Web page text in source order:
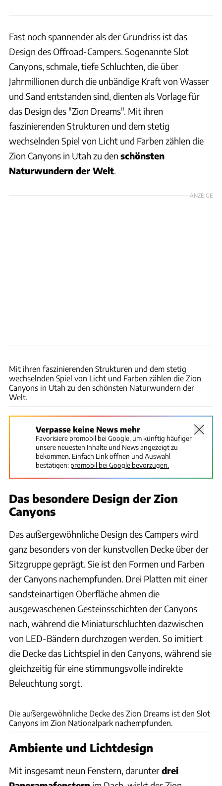
Fast noch spannender als der Grundriss ist das
Design des Offroad-Campers. Sogenannte Slot
Canyons, schmale, tiefe Schluchten, die über
Jahrmillionen durch die unbändige Kraft von Wasser
und Sand entstanden sind, dienten als Vorlage für
das Design des "Zion Dreams". Mit ihren
faszinierenden Strukturen und dem stetig
wechselnden Spiel von Licht und Farben zählen die
Zion Canyons in Utah zu den schönsten
Naturwundern der Welt.
ANZEIGE
Mit ihren faszinierenden Strukturen und dem stetig
wechselnden Spiel von Licht und Farben zählen die Zion
Canyons in Utah zu den schönsten Naturwundern der
Welt.
Verpasse keine News mehr
Favorisiere promobil bei Google, um künftig häufiger
unsere neuesten Inhalte und News angezeigt zu
bekommen. Einfach Link öffnen und Auswahl
bestätigen: promobil bei Google bevorzugen.
Das besondere Design der Zion
Canyons
Das außergewöhnliche Design des Campers wird
ganz besonders von der kunstvollen Decke über der
Sitzgruppe geprägt. Sie ist den Formen und Farben
der Canyons nachempfunden. Drei Platten mit einer
sandsteinartigen Oberfläche ahmen die
ausgewaschenen Gesteinsschichten der Canyons
nach, während die Miniaturschluchten dazwischen
von LED-Bändern durchzogen werden. So imitiert
die Decke das Lichtspiel in den Canyons, während sie
gleichzeitig für eine stimmungsvolle indirekte
Beleuchtung sorgt.
Die außergewöhnliche Decke des Zion Dreams ist den Slot
Canyons im Zion Nationalpark nachempfunden.
Ambiente und Lichtdesign
Mit insgesamt neun Fenstern, darunterdrei